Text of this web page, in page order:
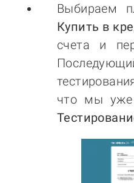
Выбираем
Купить в
счета и
что мы уже